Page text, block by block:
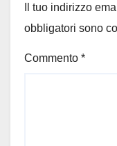
Il tuo indirizzo
obbligatori sono
Commento *